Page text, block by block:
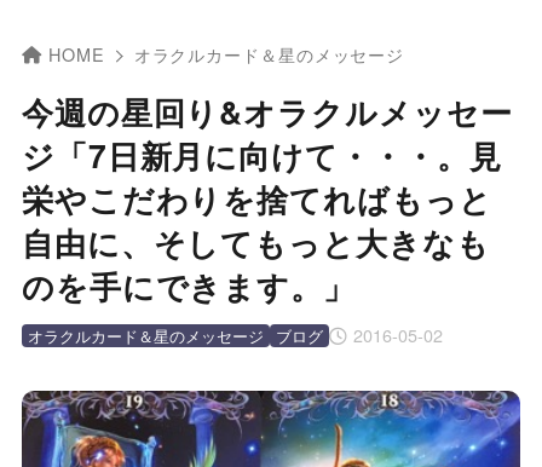
HOME オラクルカード＆星のメッセージ
今週の星回り&オラクルメッセー
ジ「7日新月に向けて・・・。見
栄やこだわりを捨てればもっと
自由に、そしてもっと大きなも
のを手にできます。」
2016-05-02
オラクルカード＆星のメッセージ ブログ